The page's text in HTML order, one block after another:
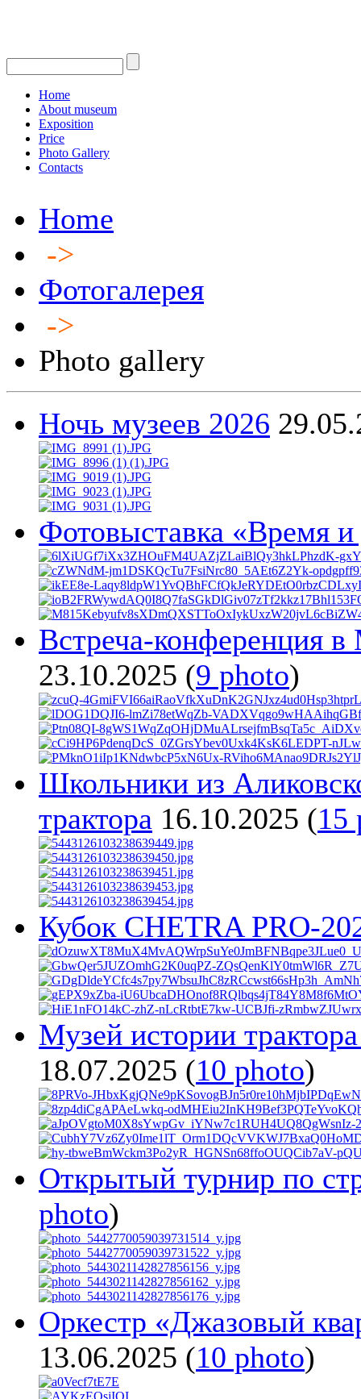
Home
About museum
Exposition
Price
Photo Gallery
Contacts
Home
->
Фотогалерея
->
Photo gallery
Ночь музеев 2026
Фотовыставка «Время и
Встреча-конференция в
23.10.2025 (9 photo)
Школьники из
трактора 16.10.2025 (15
Кубок CHETRA PRO-
Музей истории
18.07.2025 (10 photo)
Открытый турнир по
photo)
Оркестр «Джазовый
13.06.2025 (10 photo)